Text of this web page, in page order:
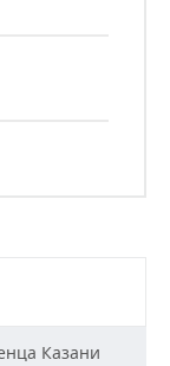
Казани